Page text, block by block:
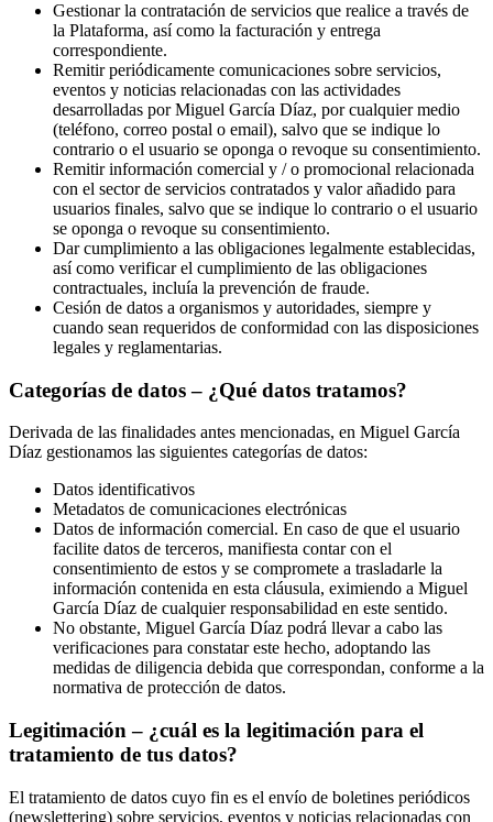
Gestionar la contratación de servicios que realice a través de
la Plataforma, así como la facturación y entrega
correspondiente.
Remitir periódicamente comunicaciones sobre servicios,
eventos y noticias relacionadas con las actividades
desarrolladas por Miguel García Díaz, por cualquier medio
(teléfono, correo postal o email), salvo que se indique lo
contrario o el usuario se oponga o revoque su consentimiento.
Remitir información comercial y / o promocional relacionada
con el sector de servicios contratados y valor añadido para
usuarios finales, salvo que se indique lo contrario o el usuario
se oponga o revoque su consentimiento.
Dar cumplimiento a las obligaciones legalmente establecidas,
así como verificar el cumplimiento de las obligaciones
contractuales, incluía la prevención de fraude.
Cesión de datos a organismos y autoridades, siempre y
cuando sean requeridos de conformidad con las disposiciones
legales y reglamentarias.
Categorías de datos – ¿Qué datos tratamos?
Derivada de las finalidades antes mencionadas, en Miguel García
Díaz gestionamos las siguientes categorías de datos:
Datos identificativos
Metadatos de comunicaciones electrónicas
Datos de información comercial. En caso de que el usuario
facilite datos de terceros, manifiesta contar con el
consentimiento de estos y se compromete a trasladarle la
información contenida en esta cláusula, eximiendo a Miguel
García Díaz de cualquier responsabilidad en este sentido.
No obstante, Miguel García Díaz podrá llevar a cabo las
verificaciones para constatar este hecho, adoptando las
medidas de diligencia debida que correspondan, conforme a la
normativa de protección de datos.
Legitimación – ¿cuál es la legitimación para el
tratamiento de tus datos?
El tratamiento de datos cuyo fin es el envío de boletines periódicos
(newslettering) sobre servicios, eventos y noticias relacionadas con